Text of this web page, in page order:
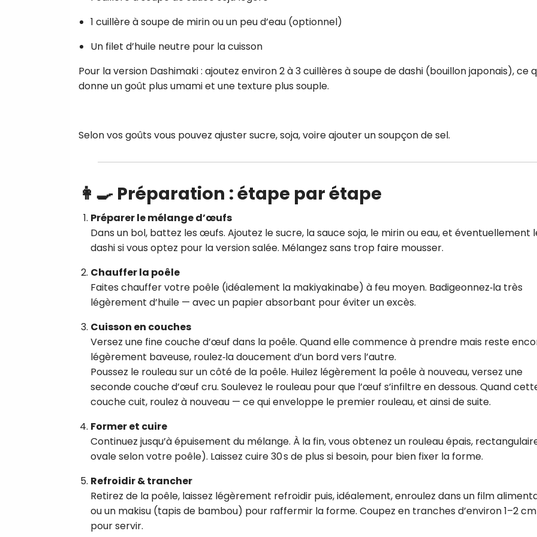
1 cuillère à soupe de mirin ou un peu d’eau (optionnel)
Un filet d’huile neutre pour la cuisson
Pour la version Dashimaki : ajoutez environ 2 à 3 cuillères à soupe de dashi (bouillon japonais), ce
donne un goût plus umami et une texture plus souple.
Selon vos goûts vous pouvez ajuster sucre, soja, voire ajouter un soupçon de sel.
👩‍🍳 Préparation : étape par étape
Préparer le mélange d’œufs
Dans un bol, battez les œufs. Ajoutez le sucre, la sauce soja, le mirin ou eau, et éventuellement
dashi si vous optez pour la version salée. Mélangez sans trop faire mousser.
Chauffer la poêle
Faites chauffer votre poêle (idéalement la makiyakinabe) à feu moyen. Badigeonnez‑la très
légèrement d’huile — avec un papier absorbant pour éviter un excès.
Cuisson en couches
Versez une fine couche d’œuf dans la poêle. Quand elle commence à prendre mais reste
légèrement baveuse, roulez‑la doucement d’un bord vers l’autre.
Poussez le rouleau sur un côté de la poêle. Huilez légèrement la poêle à nouveau, versez une
seconde couche d’œuf cru. Soulevez le rouleau pour que l’œuf s’infiltre en dessous. Quand
couche cuit, roulez à nouveau — ce qui enveloppe le premier rouleau, et ainsi de suite.
Former et cuire
Continuez jusqu’à épuisement du mélange. À la fin, vous obtenez un rouleau épais,
ovale selon votre poêle). Laissez cuire 30 s de plus si besoin, pour bien fixer la forme.
Refroidir & trancher
Retirez de la poêle, laissez légèrement refroidir puis, idéalement, enroulez dans un film
ou un makisu (tapis de bambou) pour raffermir la forme. Coupez en tranches d’environ 1–2 cm
pour servir.